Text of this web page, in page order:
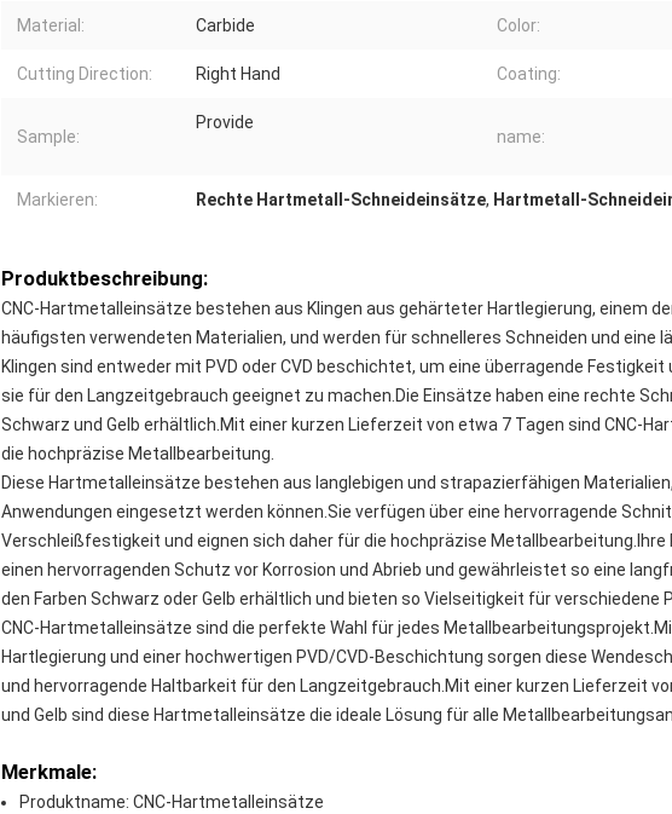
Material: Carbide Color:
Cutting Direction: Right Hand Coating:
Sample:
Provide
name:
Markieren: Rechte Hartmetall-Schneideinsätze, Hartmetall-
Produktbeschreibung:
CNC-Hartmetalleinsätze bestehen aus Klingen aus gehärteter Hartlegierung, einem
häufigsten verwendeten Materialien, und werden für schnelleres Schneiden und eine
Klingen sind entweder mit PVD oder CVD beschichtet, um eine überragende
sie für den Langzeitgebrauch geeignet zu machen.Die Einsätze haben eine rechte
Schwarz und Gelb erhältlich.Mit einer kurzen Lieferzeit von etwa 7 Tagen sind CNC-
die hochpräzise Metallbearbeitung.
Diese Hartmetalleinsätze bestehen aus langlebigen und strapazierfähigen
Anwendungen eingesetzt werden können.Sie verfügen über eine hervorragende
Verschleißfestigkeit und eignen sich daher für die hochpräzise Metallbearbeitung.Ihre
einen hervorragenden Schutz vor Korrosion und Abrieb und gewährleistet so eine
den Farben Schwarz oder Gelb erhältlich und bieten so Vielseitigkeit für verschiedene
CNC-Hartmetalleinsätze sind die perfekte Wahl für jedes
Hartlegierung und einer hochwertigen PVD/CVD-Beschichtung sorgen diese
und hervorragende Haltbarkeit für den Langzeitgebrauch.Mit einer kurzen Lieferzeit
und Gelb sind diese Hartmetalleinsätze die ideale Lösung für alle
Merkmale:
Produktname: CNC-Hartmetalleinsätze